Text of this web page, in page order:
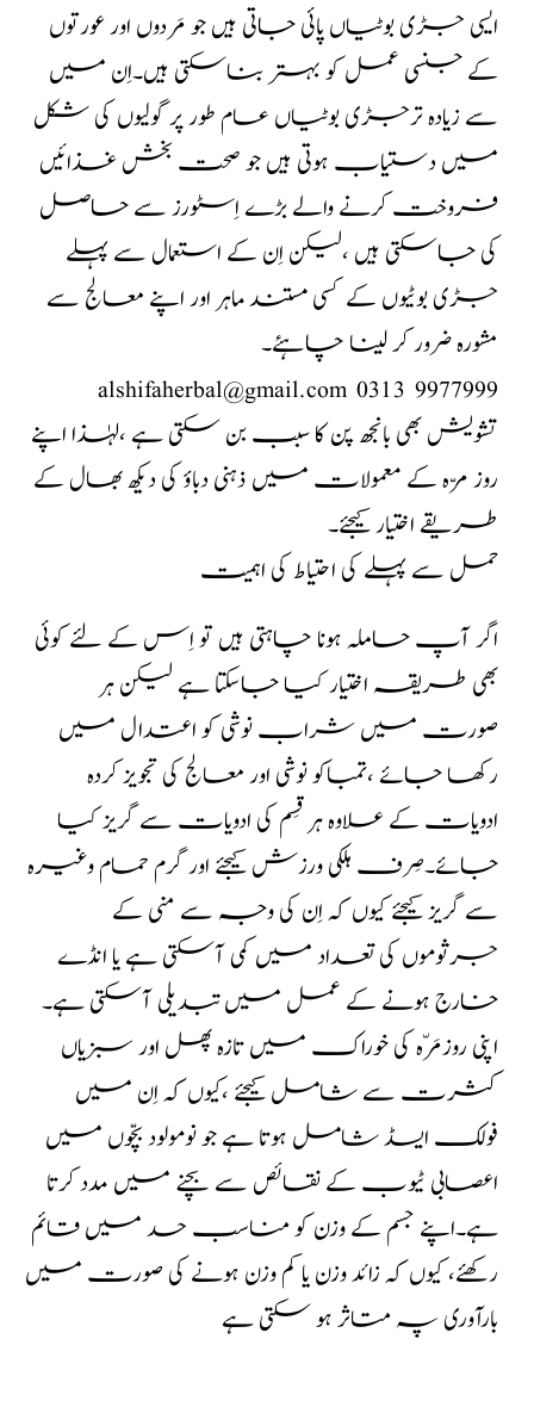
ایسی جڑی بوٹیاں پائی جاتی ہیں جو مَردوں اور عورتوں
کے جنسی عمل کو بہتر بناسکتی ہیں۔اِن میں
سے زیادہ ترجڑی بوٹیاں عام طور پر گولیوں کی شکل
میں دستیاب ہوتی ہیں جو صحت بخش غذائیں
فروخت کرنے والے بڑے اِسٹورز سے حاصل
کی جاسکتی ہیں ،لیکن اِن کے استعمال سے پہلے
جڑی بوٹیوں کے کسی مستند ماہر اور اپنے معالج سے
مشورہ ضرور کر لینا چاہئے۔
alshifaherbal@gmail.com 0313 9977999
تشویش بھی بانجھ پن کا سبب بن سکتی ہے ،لہٰذا اپنے
روز مرّہ کے معمولات میں ذہنی دباؤ کی دیکھ بھال کے
طریقے اختیار کیجئے۔
حمل سے پہلے کی احتیاط کی اہمیت
اگر آپ حاملہ ہونا چاہتی ہیں تو اِس کے لئے کوئی
بھی طریقہ اختیار کیا جاسکتا ہے لیکن ہر
صورت میں شراب نوشی کو اعتدال میں
رکھا جائے ،تمباکو نوشی اور معالج کی تجویز کردہ
ادویات کے علاوہ ہر قِسم کی ادویات سے گریز کیا
جائے۔صِرف ہلکی ورزش کیجئے اور گرم حمام وغیرہ
سے گریز کیجئے کیوں کہ اِن کی وجہ سے منی کے
جرثوموں کی تعداد میں کمی آسکتی ہے یا انڈے
خارج ہونے کے عمل میں تبدیلی آسکتی ہے۔
اپنی روزمَرّہ کی خوراک میں تازہ پھل اور سبزیاں
کثرت سے شامل کیجئے ،کیوں کہ اِن میں
فولک ایسڈ شامل ہوتا ہے جو نومولود بچّوں میں
اعصابی ٹیوب کے نقائص سے بچنے میں مدد کرتا
ہے۔اپنے جسم کے وزن کو مناسب حد میں قائم
رکھئے، کیوں کہ زائد وزن یا کم وزن ہونے کی صورت میں
بارآوری پہ متاثر ہو سکتی ہے